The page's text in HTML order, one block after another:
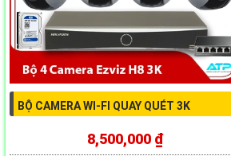
BỘ CAMERA WI-FI QUAY QUÉT 3K
8,500,000 ₫